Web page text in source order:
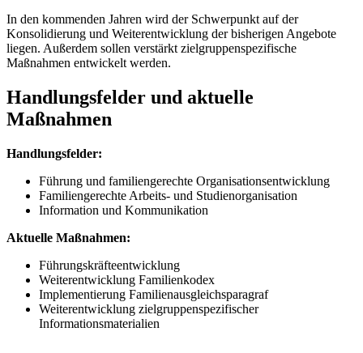
In den kommenden Jahren wird der Schwerpunkt auf der
Konsolidierung und Weiterentwicklung der bisherigen Angebote
liegen. Außerdem sollen verstärkt zielgruppenspezifische
Maßnahmen entwickelt werden.
Handlungsfelder und aktuelle
Maßnahmen
Handlungsfelder:
Führung und familiengerechte Organisationsentwicklung
Familiengerechte Arbeits- und Studienorganisation
Information und Kommunikation
Aktuelle Maßnahmen:
Führungskräfteentwicklung
Weiterentwicklung Familienkodex
Implementierung Familienausgleichsparagraf
Weiterentwicklung zielgruppenspezifischer
Informationsmaterialien